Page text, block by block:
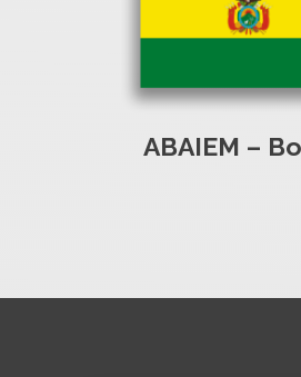
ABAIEM –